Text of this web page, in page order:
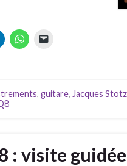
, guitare, Jacques
: visite